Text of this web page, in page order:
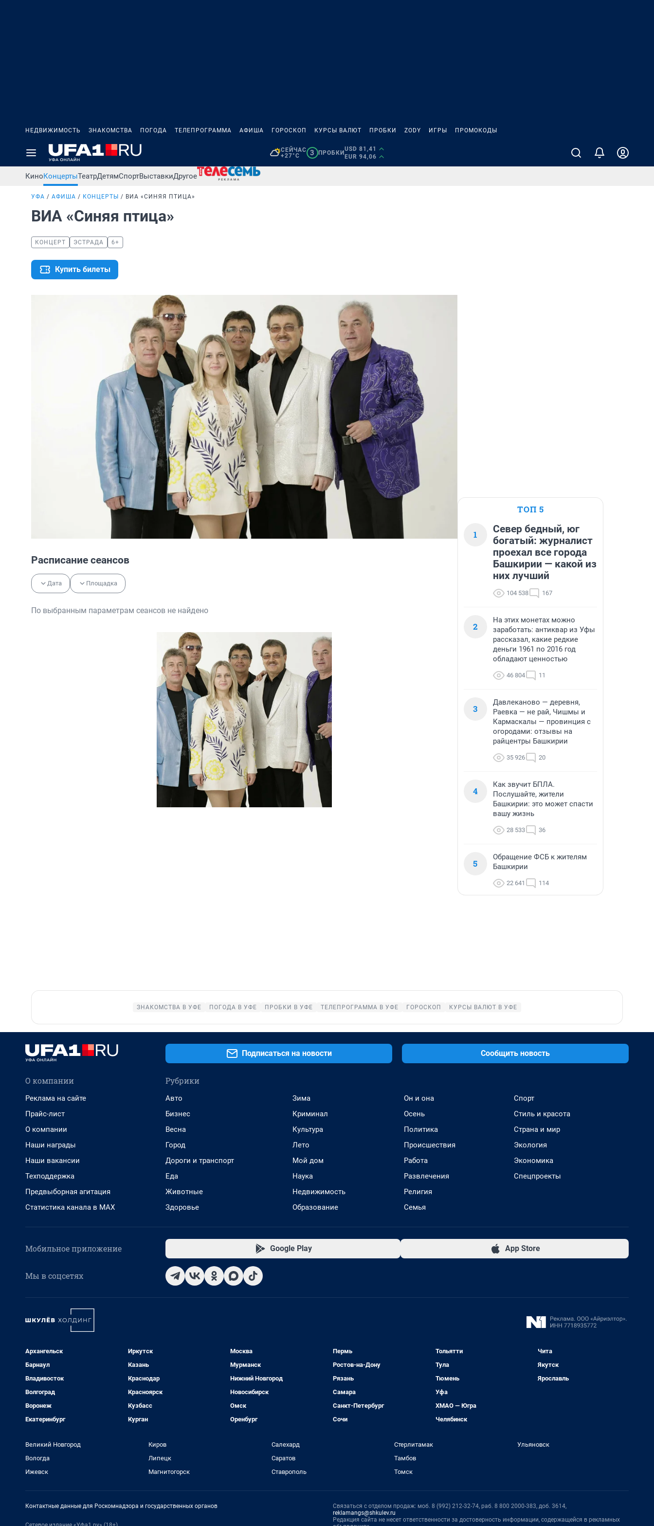
НЕДВИЖИМОСТЬ ЗНАКОМСТВА ПОГОДА ТЕЛЕПРОГРАММА АФИША ГОРОСКОП КУРСЫ ВАЛЮТ ПРОБКИ ZODY ИГРЫ ПРОМОКОДЫ
СЕЙЧАС
+27°C
3 ПРОБКИ
USD 81,41
EUR 94,06
КиноКонцертыТеатрДетямСпортВыставкиДругое
УФА АФИША КОНЦЕРТЫ ВИА «СИНЯЯ ПТИЦА»
ВИА «Синяя птица»
КОНЦЕРТ ЭСТРАДА 6+
Купить билеты
Расписание сеансов
Дата Площадка
По выбранным параметрам сеансов не найдено
ТОП 5
1
Север бедный, юг
богатый: журналист
проехал все города
Башкирии — какой из
них лучший
104 538 167
2
На этих монетах можно
заработать: антиквар из Уфы
рассказал, какие редкие
деньги 1961 по 2016 год
обладают ценностью
46 804 11
3
Давлеканово — деревня,
Раевка — не рай, Чишмы и
Кармаскалы — провинция с
огородами: отзывы на
райцентры Башкирии
35 926 20
4
Как звучит БПЛА.
Послушайте, жители
Башкирии: это может спасти
вашу жизнь
28 533 36
5
Обращение ФСБ к жителям
Башкирии
22 641 114
ЗНАКОМСТВА В УФЕ ПОГОДА В УФЕ ПРОБКИ В УФЕ ТЕЛЕПРОГРАММА В УФЕ ГОРОСКОП КУРСЫ ВАЛЮТ В УФЕ
Подписаться на новости Сообщить новость
О компании
Реклама на сайте
Прайс-лист
О компании
Наши награды
Наши вакансии
Техподдержка
Предвыборная агитация
Статистика канала в MAX
Рубрики
Авто
Бизнес
Весна
Город
Дороги и транспорт
Еда
Животные
Здоровье
Зима
Криминал
Культура
Лето
Мой дом
Наука
Недвижимость
Образование
Он и она
Осень
Политика
Происшествия
Работа
Развлечения
Религия
Семья
Спорт
Стиль и красота
Страна и мир
Экология
Экономика
Спецпроекты
Мобильное приложение Google Play App Store
Мы в соцсетях
Архангельск
Барнаул
Владивосток
Волгоград
Воронеж
Екатеринбург
Иркутск
Казань
Краснодар
Красноярск
Кузбасс
Курган
Москва
Мурманск
Нижний Новгород
Новосибирск
Омск
Оренбург
Пермь
Ростов-на-Дону
Рязань
Самара
Санкт-Петербург
Сочи
Тольятти
Тула
Тюмень
Уфа
ХМАО — Югра
Челябинск
Чита
Якутск
Ярославль
Великий Новгород
Вологда
Ижевск
Киров
Липецк
Магнитогорск
Салехард
Саратов
Ставрополь
Стерлитамак
Тамбов
Томск
Ульяновск
Контактные данные для Роскомнадзора и государственных органов
Связаться с отделом продаж: моб. 8 (992) 212-32-74, раб. 8 800 2000-383, доб. 3614,
reklamangs@shkulev.ru
Редакция сайта не несет ответственности за достоверность информации, содержащейся в рекламных